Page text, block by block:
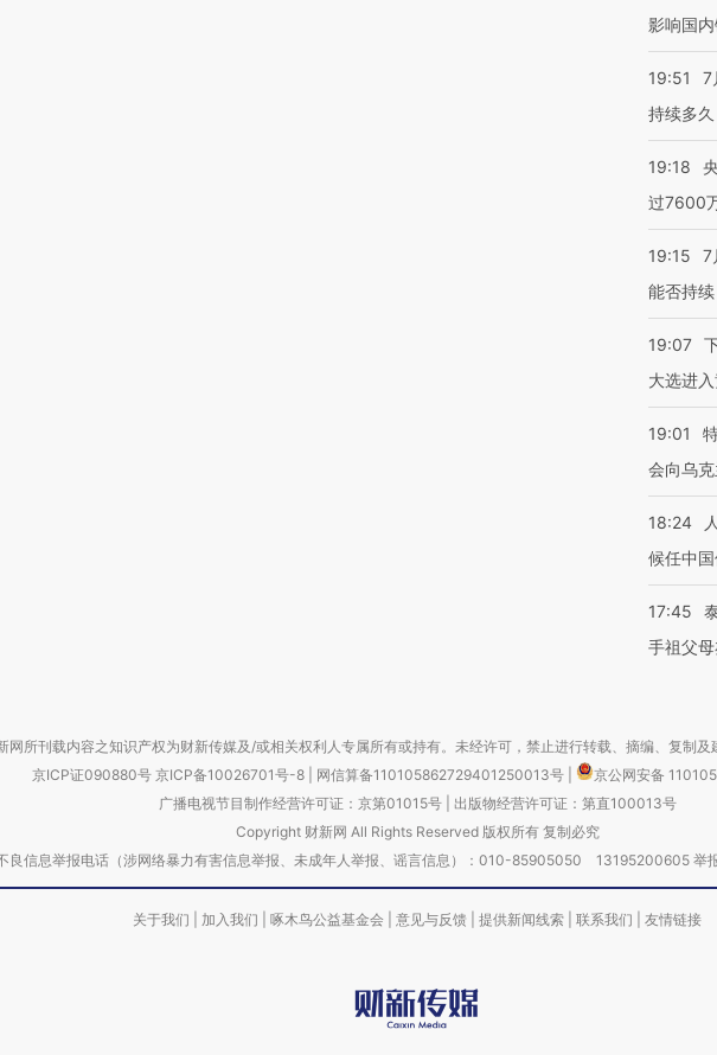
影响国
19:51
7
持续多久
19:18
过7600
19:15
7
能否持续
19:07
大选进
19:01
会向乌
18:24
候任中
17:45
手祖父
网所刊载内容之知识产权为财新传媒及/或相关权利人专属所有或持有。未经许可，禁止进行转载、摘编、复制及
京ICP证090880号 京ICP备10026701号-8 网信算备110105862729401250013号
京公网安备
广播电视节目制作经营许可证：京第01015号| 出版物经营许可证：第直100013号
Copyright 财新网 All Rights Reserved 版权所有 复制必究
良信息举报电话（涉网络暴力有害信息举报、未成年人举报、谣言信息）：010-85905050 13195200605 举
关于我们 加入我们 啄木鸟公益基金会 意见与反馈 提供新闻线索 联系我们 友情链接